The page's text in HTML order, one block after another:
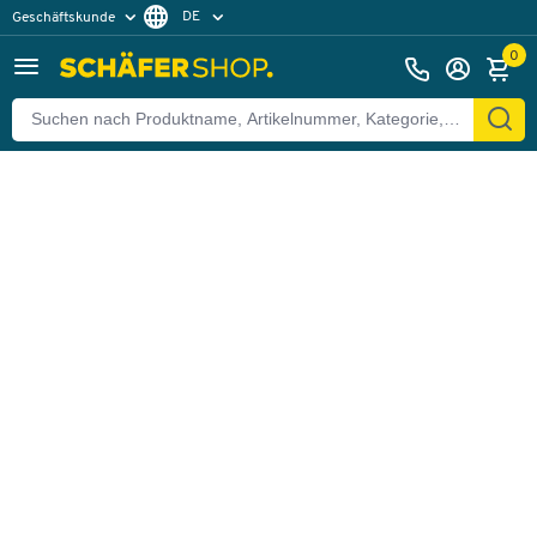
Geschäftskunde DE
0
Zurück